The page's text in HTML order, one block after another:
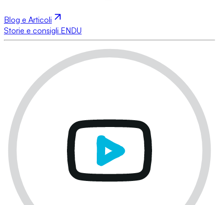
Blog e Articoli
Storie e consigli ENDU